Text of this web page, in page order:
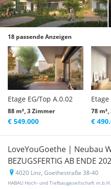
18 passende Anzeigen
Etage EG/Top A.0.02
88 m², 3 Zimmer
€ 549.000
78
€
LoveYouGoethe | Neubau
BEZUGSFERTIG AB ENDE
4020 Linz, Goethestraße 38-40
HABAU Hoch- und Tiefbaugesellschaft m.b.H.